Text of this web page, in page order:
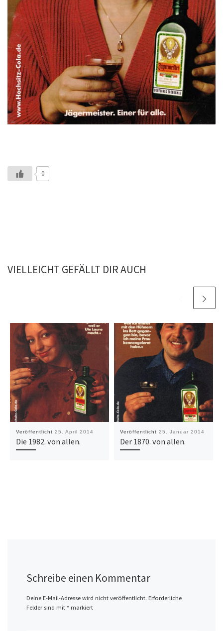
0
VIELLEICHT GEFÄLLT DIR AUCH
Veröffentlicht 25. April 2014
Die 1982. von allen.
Veröffentlicht 25. Januar 2014
Der 1870. von allen.
Schreibe einen Kommentar
Deine E-Mail-Adresse wird nicht veröffentlicht. Erforderliche
Felder sind mit *markiert